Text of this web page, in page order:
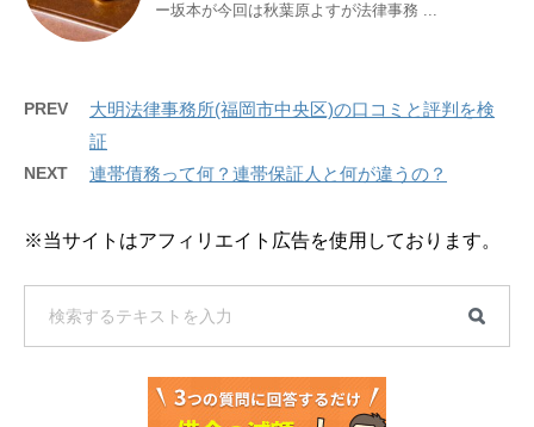
ー坂本が今回は秋葉原よすが法律事務 ...
PREV
大明法律事務所(福岡市中央区)の口コミと評判を検
証
NEXT 連帯債務って何？連帯保証人と何が違うの？
※当サイトはアフィリエイト広告を使用しております。